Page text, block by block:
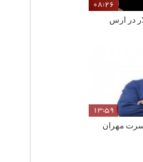
08:26
در ارس
13:59
مهران